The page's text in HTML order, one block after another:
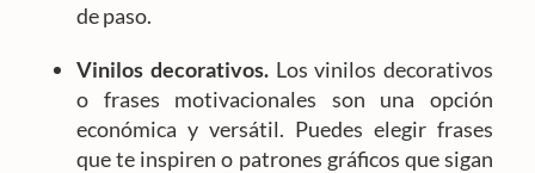
de paso.
Vinilos decorativos. Los vinilos decorativos
o frases motivacionales son una opción
económica y versátil. Puedes elegir frases
que te inspiren o patrones gráficos que sigan